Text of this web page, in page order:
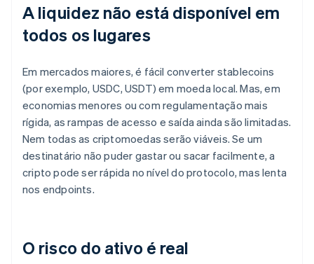
A liquidez não está disponível em
todos os lugares
Em mercados maiores, é fácil converter stablecoins
(por exemplo, USDC, USDT) em moeda local. Mas, em
economias menores ou com regulamentação mais
rígida, as rampas de acesso e saída ainda são limitadas.
Nem todas as criptomoedas serão viáveis. Se um
destinatário não puder gastar ou sacar facilmente, a
cripto pode ser rápida no nível do protocolo, mas lenta
nos endpoints.
O risco do ativo é real